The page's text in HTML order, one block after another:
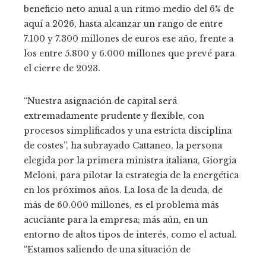
beneficio neto anual a un ritmo medio del 6% de
aquí a 2026, hasta alcanzar un rango de entre
7.100 y 7.300 millones de euros ese año, frente a
los entre 5.800 y 6.000 millones que prevé para
el cierre de 2023.
“Nuestra asignación de capital será
extremadamente prudente y flexible, con
procesos simplificados y una estricta disciplina
de costes”, ha subrayado Cattaneo, la persona
elegida por la primera ministra italiana, Giorgia
Meloni, para pilotar la estrategia de la energética
en los próximos años. La losa de la deuda, de
más de 60.000 millones, es el problema más
acuciante para la empresa; más aún, en un
entorno de altos tipos de interés, como el actual.
“Estamos saliendo de una situación de